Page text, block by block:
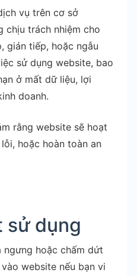
vụ trên cơ sở
chịu trách nhiệm cho
gián tiếp, hoặc ngẫu
sử dụng website, bao
ở mất dữ liệu, lợi
doanh.
rằng website sẽ hoạt
hoặc hoàn toàn an
sử dụng
hoặc chấm dứt
website nếu bạn vi